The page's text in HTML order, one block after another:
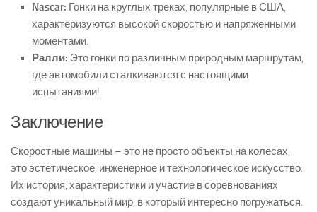
Nascar: Гонки на круглых треках, популярные в США,
характеризуются высокой скоростью и напряженными
моментами.
Ралли: Это гонки по различным природным маршрутам,
где автомобили сталкиваются с настоящими
испытаниями!
Заключение
Скоростные машины – это не просто объекты на колесах,
это эстетическое, инженерное и технологическое искусство.
Их история, характеристики и участие в соревнованиях
создают уникальный мир, в который интересно погружаться.